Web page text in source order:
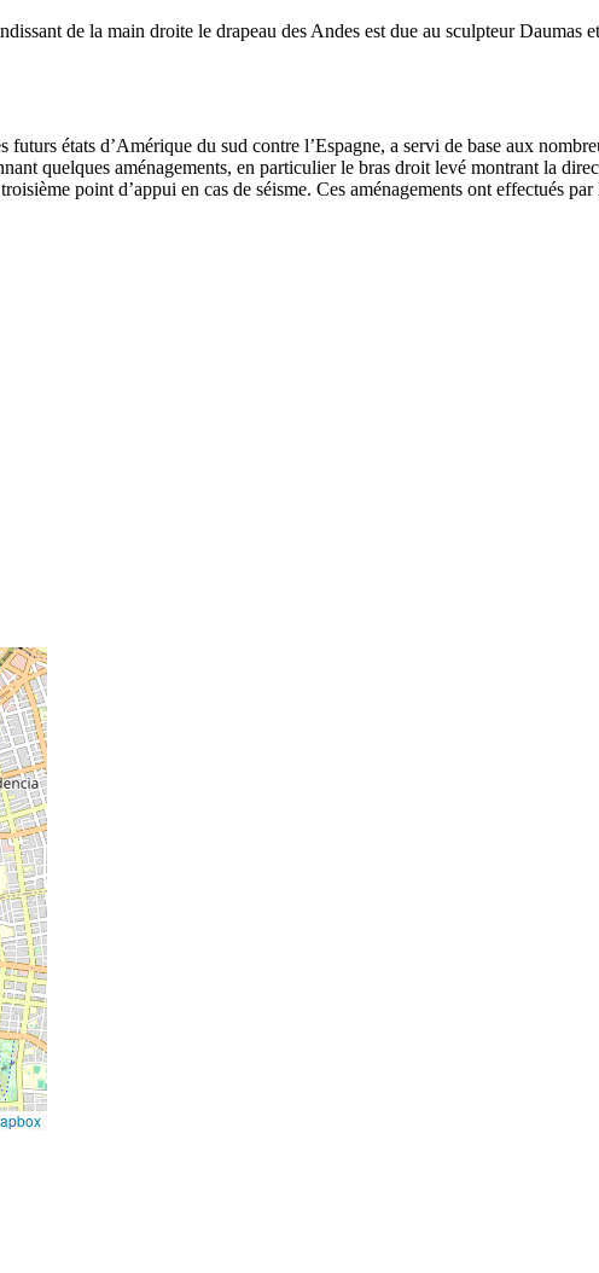
de la main droite le drapeau des Andes est due au sculpteur Daumas
états d’Amérique du sud contre l’Espagne, a servi de base aux
quelques aménagements, en particulier le bras droit levé montrant la
point d’appui en cas de séisme. Ces aménagements ont effectués